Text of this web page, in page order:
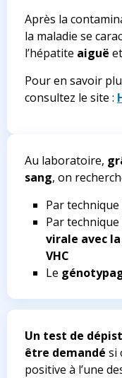
Après la
la maladie se
l’hépatite aiguë
Pour en savoir
consultez le site :
Au laboratoire,
sang, on
Par technique
Par technique
virale avec
VHC
Le
Un test de
être demandé si
positive à l’une